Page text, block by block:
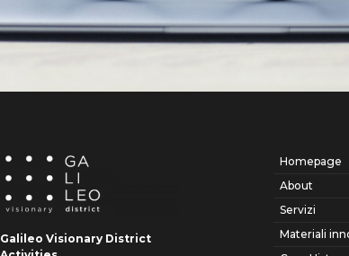
Galileo Visionary District
Homepage
About
Servizi
Materiali